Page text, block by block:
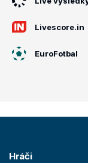
Livescore.in
EuroFotbal
Hráči